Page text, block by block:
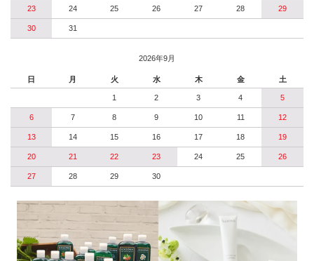
23 24 25 26 27 28 29
30 31
2026年9月
日 月 火 水 木 金 土
1 2 3 4 5
6 7 8 9 10 11 12
13 14 15 16 17 18 19
20 21 22 23 24 25 26
27 28 29 30